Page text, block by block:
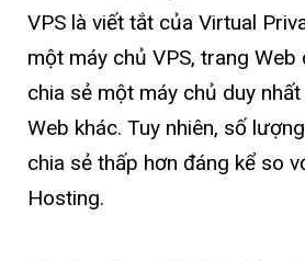
VPS là viết tắt của Virtual
một máy chủ VPS, trang Web
chia sẻ một máy chủ duy
Web khác. Tuy nhiên, số
chia sẻ thấp hơn đáng kể so
Hosting.